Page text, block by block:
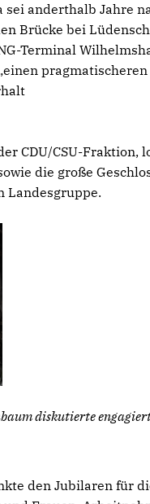
anderthalb Jahre
Brücke bei
Terminal
CDU/CSU-Fraktion,
die große
Landesgruppe.
diskutierte
den Jubilaren für